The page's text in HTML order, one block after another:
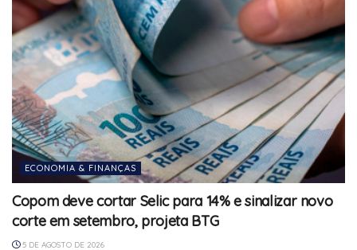
ECONOMIA & FINANÇAS
Copom deve cortar Selic para 14% e sinalizar novo
corte em setembro, projeta BTG
5 DE AGOSTO DE 2026